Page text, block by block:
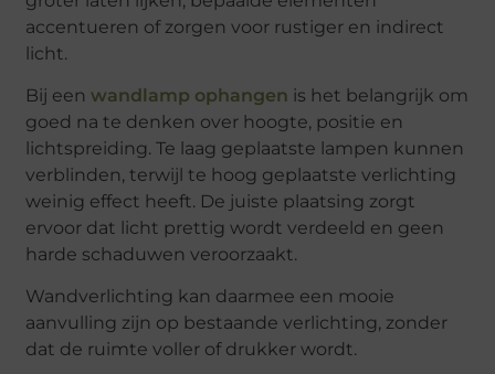
accentueren of zorgen voor rustiger en indirect
licht.
Bij eenwandlamp ophangen is het belangrijk om
goed na te denken over hoogte, positie en
lichtspreiding. Te laag geplaatste lampen kunnen
verblinden, terwijl te hoog geplaatste verlichting
weinig effect heeft. De juiste plaatsing zorgt
ervoor dat licht prettig wordt verdeeld en geen
harde schaduwen veroorzaakt.
Wandverlichting kan daarmee een mooie
aanvulling zijn op bestaande verlichting, zonder
dat de ruimte voller of drukker wordt.